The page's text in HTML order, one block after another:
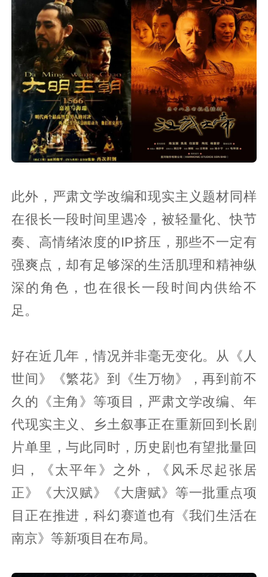
此外，严肃文学改编和现实主义题材同样
在很长一段时间里遇冷，被轻量化、快节
奏、高情绪浓度的IP挤压，那些不一定有
强爽点，却有足够深的生活肌理和精神纵
深的角色，也在很长一段时间内供给不
足。
好在近几年，情况并非毫无变化。从《人
世间》《繁花》到《生万物》，再到前不
久的《主角》等项目，严肃文学改编、年
代现实主义、乡土叙事正在重新回到长剧
片单里，与此同时，历史剧也有望批量回
归，《太平年》之外，《风禾尽起张居
正》《大汉赋》《大唐赋》等一批重点项
目正在推进，科幻赛道也有《我们生活在
南京》等新项目在布局。